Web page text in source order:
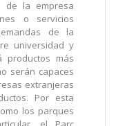
la empresa
o servicios
de la
universidad y
productos más
serán capaces
extranjeras
Por esta
los parques